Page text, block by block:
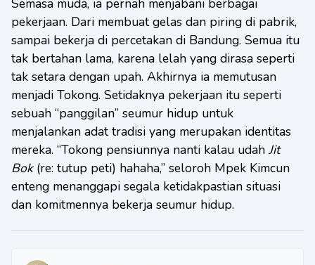
Semasa muda, ia pernah menjabani berbagai
pekerjaan. Dari membuat gelas dan piring di pabrik,
sampai bekerja di percetakan di Bandung. Semua itu
tak bertahan lama, karena lelah yang dirasa seperti
tak setara dengan upah. Akhirnya ia memutusan
menjadi Tokong. Setidaknya pekerjaan itu seperti
sebuah “panggilan” seumur hidup untuk
menjalankan adat tradisi yang merupakan identitas
mereka. “Tokong pensiunnya nanti kalau udah Jit
Bok(re: tutup peti) hahaha,” seloroh Mpek Kimcun
enteng menanggapi segala ketidakpastian situasi
dan komitmennya bekerja seumur hidup.